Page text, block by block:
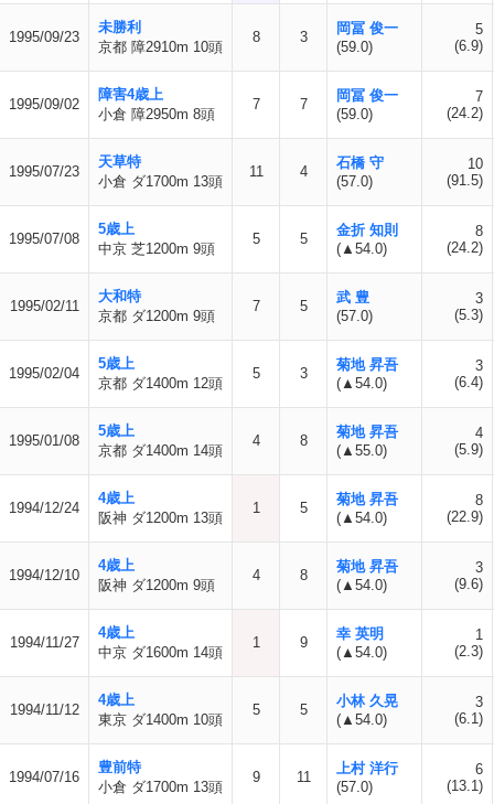
1995/09/23
未勝利
京都 障2910m 10頭
8 3
岡冨 俊一
(59.0)
5
(6.9)
1995/09/02
障害4歳上
小倉 障2950m 8頭
7 7
岡冨 俊一
(59.0)
7
(24.2)
1995/07/23
天草特
小倉 ダ1700m 13頭
11 4
石橋 守
(57.0)
10
(91.5)
1995/07/08
5歳上
中京 芝1200m 9頭
5 5
金折 知則
(▲54.0)
8
(24.2)
1995/02/11
大和特
京都 ダ1200m 9頭
7 5
武 豊
(57.0)
3
(5.3)
1995/02/04
5歳上
京都 ダ1400m 12頭
5 3
菊地 昇吾
(▲54.0)
3
(6.4)
1995/01/08
5歳上
京都 ダ1400m 14頭
4 8
菊地 昇吾
(▲55.0)
4
(5.9)
1994/12/24
4歳上
阪神 ダ1200m 13頭
1 5
菊地 昇吾
(▲54.0)
8
(22.9)
1994/12/10
4歳上
阪神 ダ1200m 9頭
4 8
菊地 昇吾
(▲54.0)
3
(9.6)
1994/11/27
4歳上
中京 ダ1600m 14頭
1 9
幸 英明
(▲54.0)
1
(2.3)
1994/11/12
4歳上
東京 ダ1400m 10頭
5 5
小林 久晃
(▲54.0)
3
(6.1)
1994/07/16
豊前特
小倉 ダ1700m 13頭
9 11
上村 洋行
(57.0)
6
(13.1)